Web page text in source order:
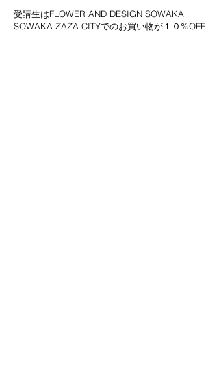
受講生はFLOWER AND DESIGN SOWAKA
SOWAKA ZAZA CITYでのお買い物が１０%OFF